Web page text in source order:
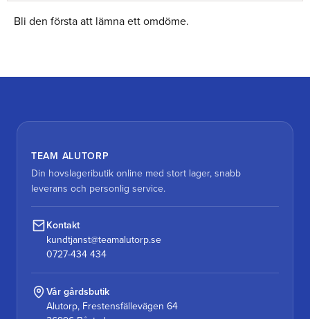
Bli den första att lämna ett omdöme.
TEAM ALUTORP
Din hovslageributik online med stort lager, snabb
leverans och personlig service.
Kontakt
kundtjanst@teamalutorp.se
0727-434 434
Vår gårdsbutik
Alutorp, Frestensfällevägen 64